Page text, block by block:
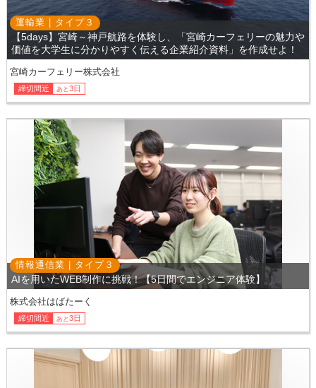
運輸業 | タイプ ３
【5days】宮崎～神戸航路を体験し、「宮崎カーフェリーの魅力や
価値を大学生に分かりやすく伝える企業紹介資料」を作成せよ！
宮崎カーフェリー株式会社
締切間近 あと 3日
情報通信業 | タイプ ３
AIを用いたWEB制作に挑戦！【5日間でエンジニア体験】
株式会社はばたーく
締切間近 あと 3日